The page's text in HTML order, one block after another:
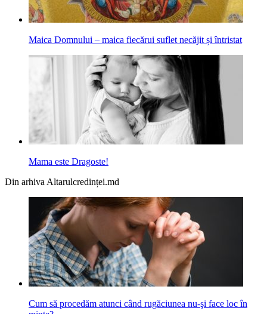
Maica Domnului – maica fiecărui suflet necăjit și întristat
Mama este Dragoste!
Din arhiva Altarulcredinței.md
Cum să procedăm atunci când rugăciunea nu-şi face loc în